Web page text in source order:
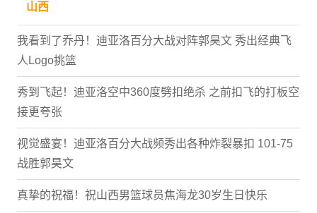
山西
我看到了乔丹！迪亚洛百分大战对阵郭昊文 秀出经典飞
人Logo挑篮
秀到飞起！迪亚洛空中360度劈扣绝杀 之前扣飞的打板空
接更夸张
视觉盛宴！迪亚洛百分大战频秀出各种炸裂暴扣 101-75
战胜郭昊文
真挚的祝福！祝山西男篮球员焦海龙30岁生日快乐